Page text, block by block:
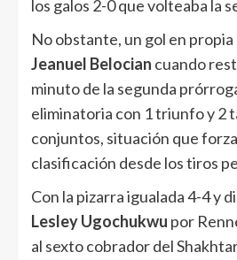
los galos 2-0 que volteaba la
No obstante, un gol en
Jeanuel Belocian cuando
minuto de la segunda
eliminatoria con 1 triunfo y 2
conjuntos, situación que
clasificación desde los tiros
Con la pizarra igualada 4-4 y
Lesley Ugochukwu por
al sexto cobrador del